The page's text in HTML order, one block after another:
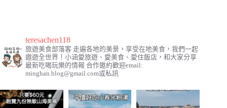
teresachen118
旅遊美食部落客 走遍各地的美景，享受在地美食，我們一起
遨遊全世界！小涵愛旅遊、愛美食、愛住飯店，和大家分享
最新吃喝玩樂的情報 合作邀約歡迎email:
minghan.blog@gmail.com或私訊